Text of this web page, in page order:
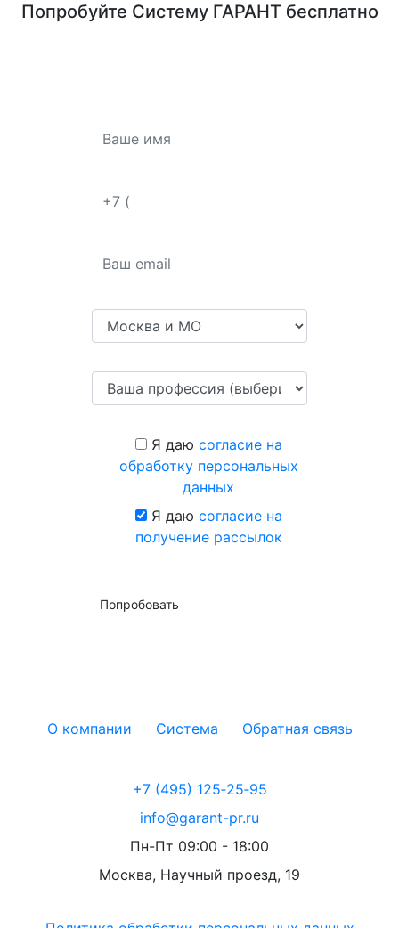
Попробуйте Систему ГАРАНТбесплатно
Я даю согласие на
обработку персональных
данных
Я даю согласие на
получение рассылок
Попробовать
О компании Система Обратная связь
+7 (495) 125‑25‑95
info@garant-pr.ru
Пн-Пт 09:00 - 18:00
Москва, Научный проезд, 19